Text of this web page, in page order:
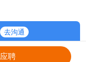
应聘
去沟通